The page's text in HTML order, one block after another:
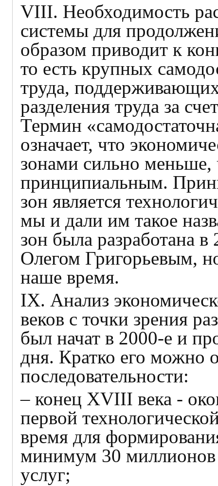
VIII. Необходимость
системы для
образом приводит к
то есть крупных
труда,
разделения труда за
Термин
означает, что
зонами сильно меньше,
принципиальным.
зон является
мы и дали им такое
зон была разработана
Олегом Григорьевым,
наше время.
IX. Анализ
веков с точки зрения
был начат в 2000-е и
дня. Кратко его можно
последовательности:
– конец XVIII века -
первой
время для
минимум 30
услуг;